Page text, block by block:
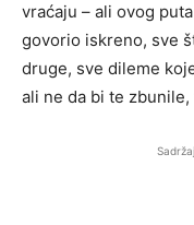
vraćaju – ali ovog
govorio iskreno, sve
druge, sve dileme
ali ne da bi te